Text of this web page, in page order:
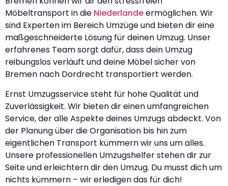
Möbeltransport in die Niederlandeermöglichen. Wir
sind Experten im Bereich Umzüge und bieten dir eine
maßgeschneiderte Lösung für deinen Umzug. Unser
erfahrenes Team sorgt dafür, dass dein Umzug
reibungslos verläuft und deine Möbel sicher von
Bremen nach Dordrecht transportiert werden.
Ernst Umzugsservice steht für hohe Qualität und
Zuverlässigkeit. Wir bieten dir einen umfangreichen
Service, der alle Aspekte deines Umzugs abdeckt. Von
der Planung über die Organisation bis hin zum
eigentlichen Transport kümmern wir uns um alles.
Unsere professionellen Umzugshelfer stehen dir zur
Seite und erleichtern dir den Umzug. Du musst dich um
nichts kümmern – wir erledigen das für dich!